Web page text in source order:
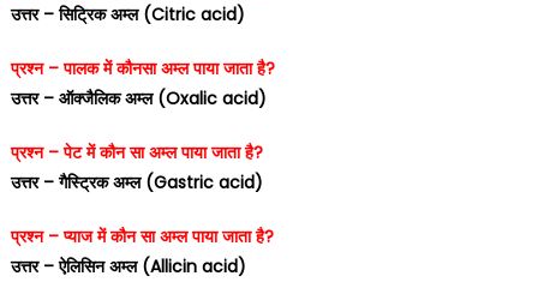
उत्तर – सिट्रिक अम्ल (Citric acid)
प्रश्न – पालक में कौनसा अम्ल पाया जाता है?
उत्तर – ऑक्जैलिक अम्ल (Oxalic acid)
प्रश्न – पेट में कौन सा अम्ल पाया जाता है?
उत्तर – गैस्ट्रिक अम्ल (Gastric acid)
प्रश्न – प्याज में कौन सा अम्ल पाया जाता है?
उत्तर – ऐलिसिन अम्ल (Allicin acid)